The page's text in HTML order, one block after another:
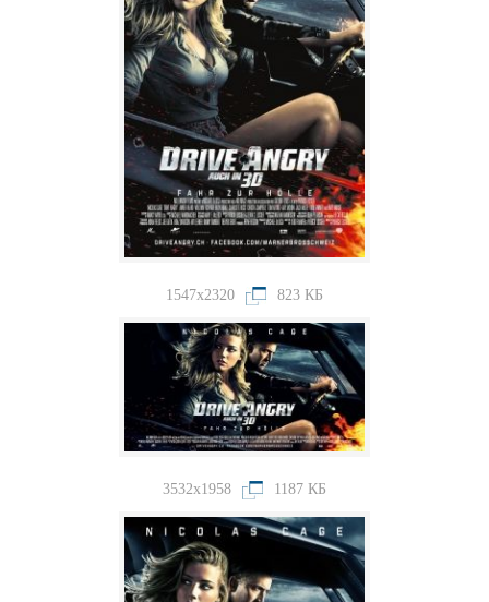
1547x2320 823 КБ
3532x1958 1187 КБ